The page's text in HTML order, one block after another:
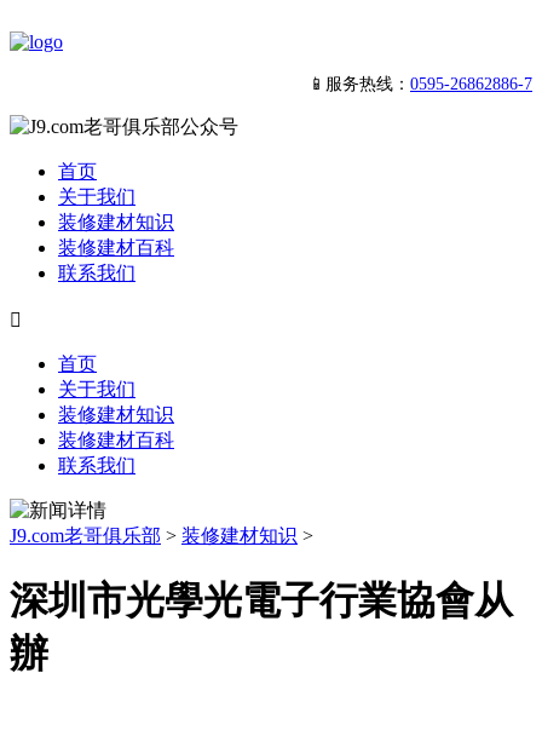
📱服务热线： 0595-26862886-7
首页
关于我们
装修建材知识
装修建材百科
联系我们

首页
关于我们
装修建材知识
装修建材百科
联系我们
J9.com老哥俱乐部 > 装修建材知识 >
深圳市光學光電子行業協會从
辦